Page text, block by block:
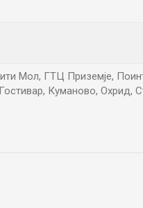
Мол, ГТЦ Приземје,
Куманово, Охрид,